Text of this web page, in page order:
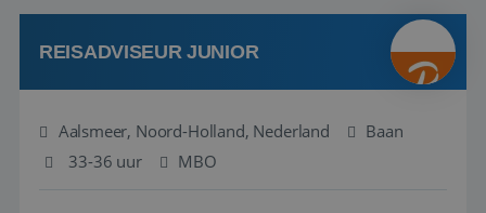
werken: of het nu gaat om vragen ...
REISADVISEUR JUNIOR
Aalsmeer, Noord-Holland, Nederland
Baan
33-36 uur
MBO